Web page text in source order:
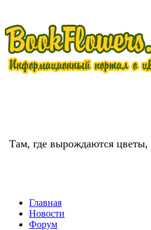
Там, где вырождаются
Главная
Новости
Форум